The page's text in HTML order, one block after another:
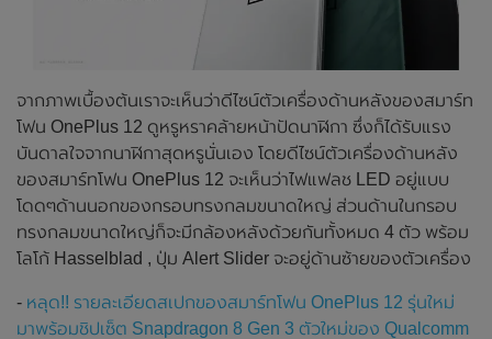
จากภาพเบื้องต้นเราจะเห็นว่าดีไซน์ตัวเครื่องด้านหลังของสมาร์ท
โฟน OnePlus 12 ดูหรูหราคล้ายหน้าปัดนาฬิกา ซึ่งก็ได้รับแรง
บันดาลใจจากนาฬิกาสุดหรูนั่นเอง โดยดีไซน์ตัวเครื่องด้านหลัง
ของสมาร์ทโฟน OnePlus 12 จะเห็นว่าไฟแฟลช LED อยู่แบบ
โดดๆด้านนอกของกรอบทรงกลมขนาดใหญ่ ส่วนด้านในกรอบ
ทรงกลมขนาดใหญ่ก็จะมีกล้องหลังด้วยกันทั้งหมด 4 ตัว พร้อม
โลโก้ Hasselblad , ปุ่ม Alert Slider จะอยู่ด้านซ้ายของตัวเครื่อง
- หลุด!! รายละเอียดสเปกของสมาร์ทโฟน OnePlus 12 รุ่นใหม่
มาพร้อมชิปเซ็ต Snapdragon 8 Gen 3 ตัวใหม่ของ Qualcomm